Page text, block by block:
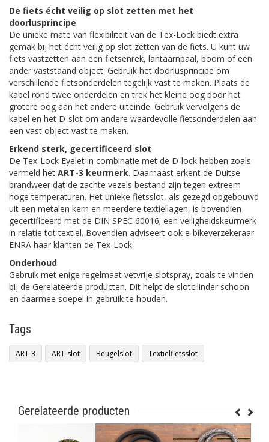
De fiets écht veilig op slot zetten met het
doorlusprincipe
De unieke mate van flexibiliteit van de Tex-Lock biedt extra
gemak bij het écht veilig op slot zetten van de fiets. U kunt uw
fiets vastzetten aan een fietsenrek, lantaarnpaal, boom of een
ander vaststaand object. Gebruik het doorlusprincipe om
verschillende fietsonderdelen tegelijk vast te maken. Plaats de
kabel rond twee onderdelen en trek het kleine oog door het
grotere oog aan het andere uiteinde. Gebruik vervolgens de
kabel en het D-slot om andere waardevolle fietsonderdelen aan
een vast object vast te maken.
Erkend sterk, gecertificeerd slot
De Tex-Lock Eyelet in combinatie met de D-lock hebben zoals
vermeld het ART-3 keurmerk. Daarnaast erkent de Duitse
brandweer dat de zachte vezels bestand zijn tegen extreem
hoge temperaturen. Het unieke fietsslot, als gezegd opgebouwd
uit een metalen kern en meerdere textiellagen, is bovendien
gecertificeerd met de DIN SPEC 60016; een veiligheidskeurmerk
in relatie tot textiel. Bovendien adviseert ook e-bikeverzekeraar
ENRA haar klanten de Tex-Lock.
Onderhoud
Gebruik met enige regelmaat vetvrije slotspray, zoals te vinden
bij de Gerelateerde producten. Dit helpt de slotcilinder schoon
en daarmee soepel in gebruik te houden.
Tags
ART-3 ART-slot Beugelslot Textielfietsslot
Gerelateerde producten